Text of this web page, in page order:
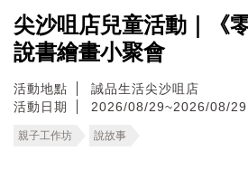
尖沙咀店兒童活動｜《
說書繪畫小聚會
活動地點
誠品生活尖沙咀店
活動日期
2026/08/29~2026/08/29
親子工作坊 說故事